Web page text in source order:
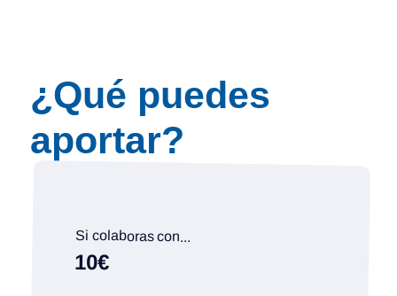
fuerte para nosotros
¿Qué puedes
aportar?
Si colaboras con...
10€